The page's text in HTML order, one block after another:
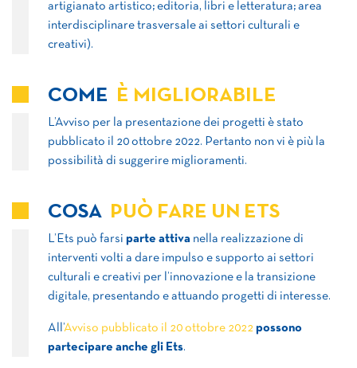
artigianato artistico; editoria, libri e letteratura; area
interdisciplinare trasversale ai settori culturali e
creativi).
COME È MIGLIORABILE
L’Avviso per la presentazione dei progetti è stato
pubblicato il 20 ottobre 2022. Pertanto non vi è più la
possibilità di suggerire miglioramenti.
COSA PUÒ FARE UN ETS
L’Ets può farsi parte attiva nella realizzazione di
interventi volti a dare impulso e supporto ai settori
culturali e creativi per l’innovazione e la transizione
digitale, presentando e attuando progetti di interesse.
All’ Avviso pubblicato il 20 ottobre 2022 possono
partecipare anche gli Ets.